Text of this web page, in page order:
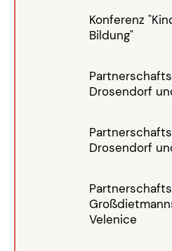
Konferenz
Bildung"
Drosendorf
Drosendorf
Velenice